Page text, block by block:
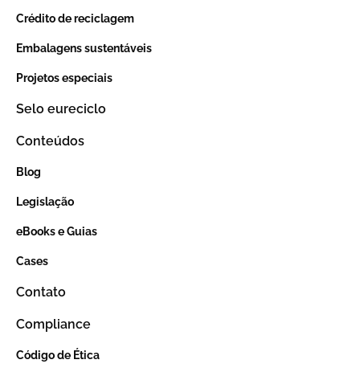
Crédito de reciclagem
Embalagens sustentáveis
Projetos especiais
Selo eureciclo
Conteúdos
Blog
Legislação
eBooks e Guias
Cases
Contato
Compliance
Código de Ética